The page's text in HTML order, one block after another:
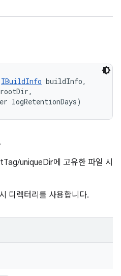
IBuildInfo buildInfo,
logRetentionDays)
uniqueDir에 고유한 파일 시
디렉터리를 사용합니다.